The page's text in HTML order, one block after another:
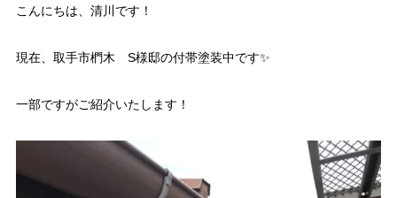
こんにちは、清川です！
現在、取手市椚木 S様邸の付帯塗装中です✨
一部ですがご紹介いたします！